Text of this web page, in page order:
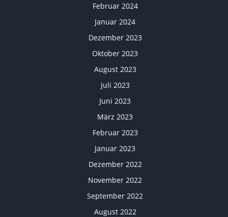
Februar 2024
Januar 2024
Dezember 2023
Oktober 2023
August 2023
Juli 2023
Juni 2023
März 2023
Februar 2023
Januar 2023
Dezember 2022
November 2022
September 2022
August 2022